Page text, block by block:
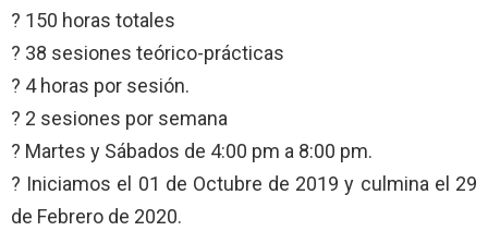
? 150 horas totales
? 38 sesiones teórico-prácticas
? 4 horas por sesión.
? 2 sesiones por semana
? Martes y Sábados de 4:00 pm a 8:00 pm.
? Iniciamos el 01 de Octubre de 2019 y culmina el 29
de Febrero de 2020.